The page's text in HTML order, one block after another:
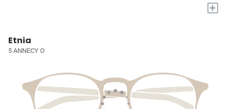
+
Etnia
5 ANNECY O